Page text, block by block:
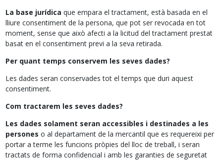
La base jurídica que empara el tractament, està basada en el
lliure consentiment de la persona, que pot ser revocada en tot
moment, sense que això afecti a la licitud del tractament prestat
basat en el consentiment previ a la seva retirada.
Per quant temps conservem les seves dades?
Les dades seran conservades tot el temps que duri aquest
consentiment.
Com tractarem les seves dades?
Les dades solament seran accessibles i destinades a les
persones o al departament de la mercantil que es requereixi per
portar a terme les funcions pròpies del lloc de treball, i seran
tractats de forma confidencial i amb les garanties de seguretat